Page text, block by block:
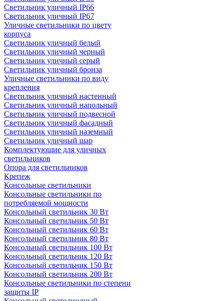
Светильник уличный IP66
Светильник уличный IP67
Уличные светильники по цвету
корпуса
Светильник уличный белый
Светильник уличный черный
Светильник уличный серый
Светильник уличный бронза
Уличные светильники по виду
крепления
Светильник уличный настенный
Светильник уличный напольный
Светильник уличный подвесной
Светильник уличный фасадный
Светильник уличный наземный
Cветильник уличный шар
Комплектующие для уличных
светильников
Опора для светильников
Крепеж
Консольные светильники
Консольные светильники по
потребляемой мощности
Консольный светильник 30 Вт
Консольный светильник 50 Вт
Консольный светильник 60 Вт
Консольный светильник 80 Вт
Консольный светильник 100 Вт
Консольный светильник 120 Вт
Консольный светильник 150 Вт
Консольный светильник 200 Вт
Консольные светильники по степени
защиты IP